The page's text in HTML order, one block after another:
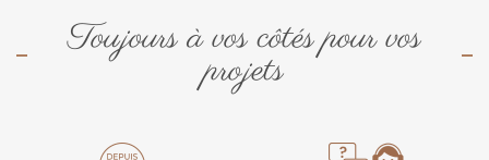
Toujours à vos côtés pour vos
projets